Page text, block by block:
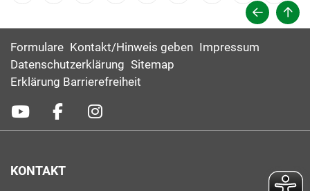
Formulare Kontakt/Hinweis geben Impressum
Datenschutzerklärung Sitemap
Erklärung Barrierefreiheit
KONTAKT